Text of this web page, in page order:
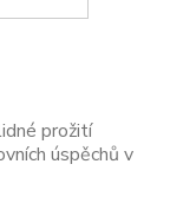
prožití
úspěchů v